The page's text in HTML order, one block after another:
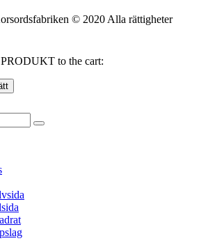
© 2020 Alla rättigheter
to the cart: